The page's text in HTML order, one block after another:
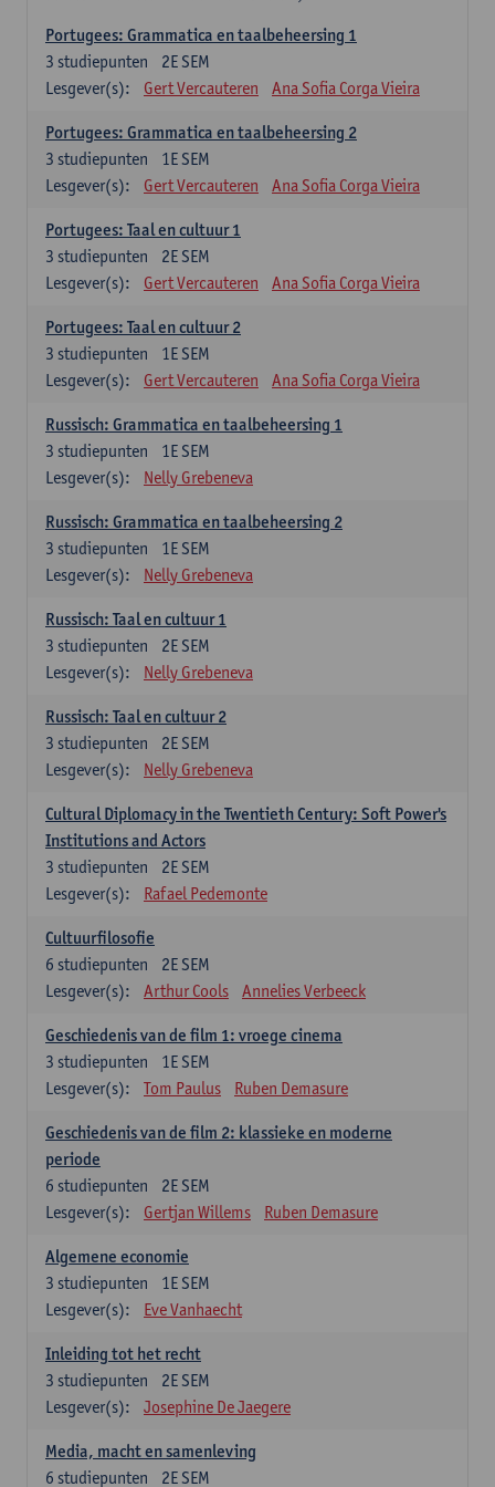
Portugees: Grammatica en taalbeheersing 1
2E SEM
3 studiepunten
Lesgever(s):
Gert Vercauteren Ana Sofia Corga Vieira
Portugees: Grammatica en taalbeheersing 2
1E SEM
3 studiepunten
Lesgever(s):
Gert Vercauteren Ana Sofia Corga Vieira
Portugees: Taal en cultuur 1
2E SEM
3 studiepunten
Lesgever(s):
Gert Vercauteren Ana Sofia Corga Vieira
Portugees: Taal en cultuur 2
1E SEM
3 studiepunten
Lesgever(s):
Gert Vercauteren Ana Sofia Corga Vieira
Russisch: Grammatica en taalbeheersing 1
1E SEM
3 studiepunten
Lesgever(s):
Nelly Grebeneva
Russisch: Grammatica en taalbeheersing 2
1E SEM
3 studiepunten
Lesgever(s):
Nelly Grebeneva
Russisch: Taal en cultuur 1
2E SEM
3 studiepunten
Lesgever(s):
Nelly Grebeneva
Russisch: Taal en cultuur 2
2E SEM
3 studiepunten
Lesgever(s):
Nelly Grebeneva
Cultural Diplomacy in the Twentieth Century: Soft Power's
Institutions and Actors
2E SEM
3 studiepunten
Lesgever(s):
Rafael Pedemonte
Cultuurfilosofie
2E SEM
6 studiepunten
Lesgever(s):
Arthur Cools Annelies Verbeeck
Geschiedenis van de film 1: vroege cinema
1E SEM
3 studiepunten
Lesgever(s):
Tom Paulus Ruben Demasure
Geschiedenis van de film 2: klassieke en moderne
periode
2E SEM
6 studiepunten
Lesgever(s):
Gertjan Willems Ruben Demasure
Algemene economie
1E SEM
3 studiepunten
Lesgever(s):
Eve Vanhaecht
Inleiding tot het recht
2E SEM
3 studiepunten
Lesgever(s):
Josephine De Jaegere
Media, macht en samenleving
2E SEM
6 studiepunten